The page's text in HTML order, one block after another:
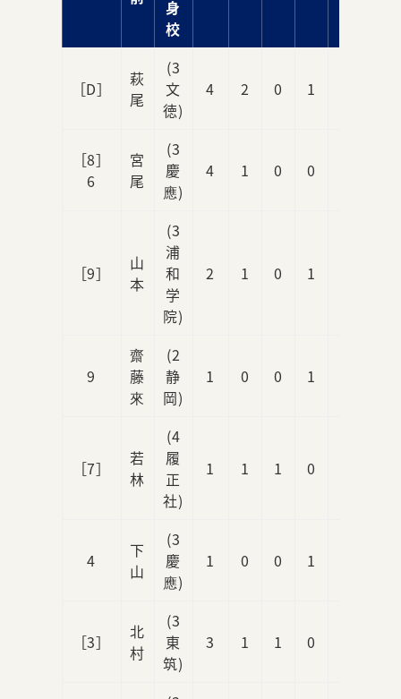
身
校
［D］
萩
尾
(3
文
徳)
4 2 0 1
［8］
6
宮
尾
(3
慶
應)
4 1 0 0
［9］
山
本
(3
浦
和
学
院)
2 1 0 1
9
齋
藤
來
(2
静
岡)
1 0 0 1
［7］
若
林
(4
履
正
社)
1 1 1 0
4
下
山
(3
慶
應)
1 0 0 1
［3］
北
村
(3
東
筑)
3 1 1 0